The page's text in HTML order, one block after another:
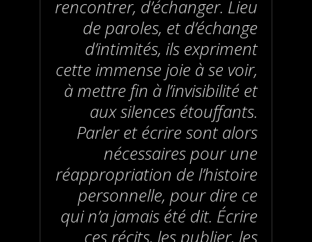
rencontrer, d’échanger. Lieu
de paroles, et d’échange
d’intimités, ils expriment
cette immense joie à se voir,
à mettre fin à l’invisibilité et
aux silences étouffants.
Parler et écrire sont alors
nécessaires pour une
réappropriation de l’histoire
personnelle, pour dire ce
qui n’a jamais été dit. Écrire
ces récits, les publier, les